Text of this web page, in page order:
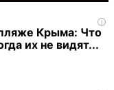
i
Крыма: Что
их не видят...